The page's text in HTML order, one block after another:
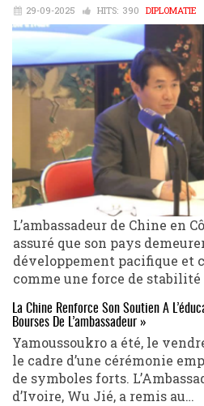
29-09-2025 HITS: 390 DIPLOMATIE
L’ambassadeur de Chine en
assuré que son pays
développement pacifique et
comme une force de stabilité
La Chine Renforce Son Soutien À
Bourses De L’ambassadeur »
Yamoussoukro a été, le
le cadre d’une cérémonie
de symboles forts.
d’Ivoire, Wu Jié, a remis au…